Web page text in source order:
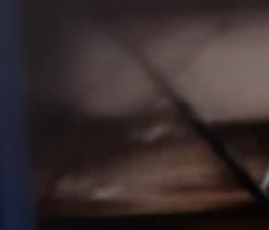
i Holbøl hjælper dig
dig med lokale partnere,
få en løsning, der
og dine omgivelser.
+45 51 90 85 46